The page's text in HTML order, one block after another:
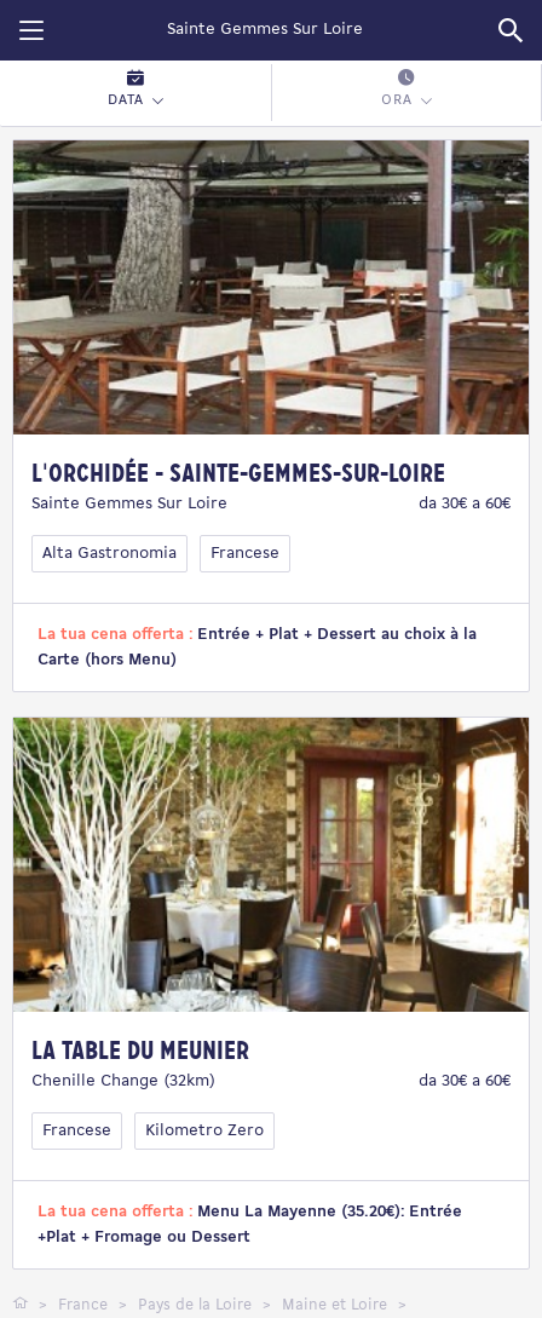
Restopolitan
DATA ORA
L'Orchidée - Sainte-Gemmes-sur-Loire
Sainte Gemmes Sur Loire da 30€ a 60€
Alta Gastronomia Francese
La tua cena offerta : Entrée + Plat + Dessert au choix à la
Carte (hors Menu)
La table du meunier
Chenille Change (32km) da 30€ a 60€
Francese Kilometro Zero
La tua cena offerta : Menu La Mayenne (35.20€): Entrée
+Plat + Fromage ou Dessert
France Pays de la Loire
Maine et Loire